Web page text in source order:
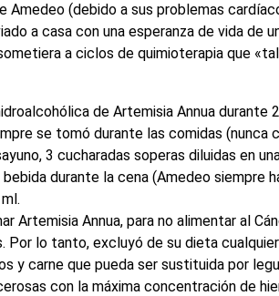
Amedeo (debido a sus problemas
a casa con una esperanza de vida de
a ciclos de quimioterapia que
de Artemisia Annua
se tomó durante las comidas (nunca
3 cucharadas soperas diluidas en
bebida durante la cena (Amedeo
Artemisia Annua, para no alimentar al
Por lo tanto, excluyó de su dieta
y carne que pueda ser sustituida por
con la máxima concentración de